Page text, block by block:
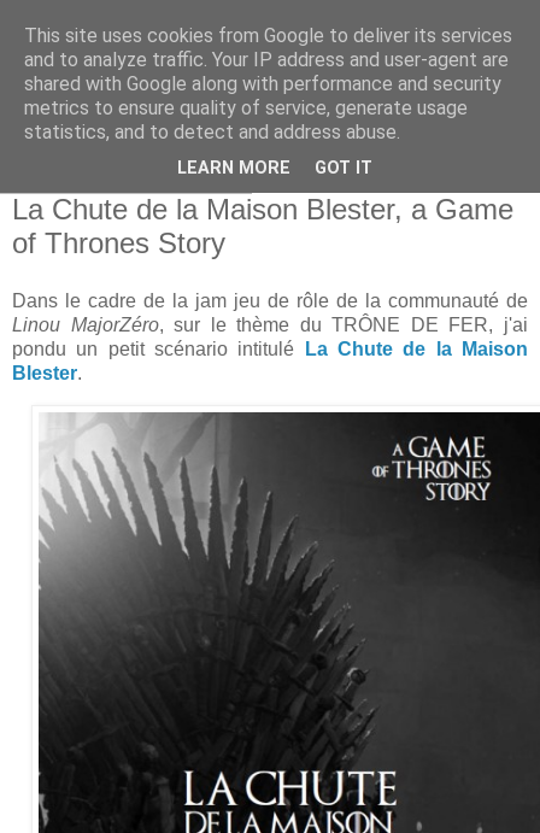
La Chute de la Maison Blester, a Game
of Thrones Story
Dans le cadre de la jam jeu de rôle de la communauté de
Linou MajorZéro, sur le thème du TRÔNE DE FER, j'ai
pondu un petit scénario intitulé
La Chute de la Maison
Blester.
This site uses cookies from Google to deliver its services
and to analyze traffic. Your IP address and user-agent are
shared with Google along with performance and security
metrics to ensure quality of service, generate usage
statistics, and to detect and address abuse.
LEARN MORE GOT IT